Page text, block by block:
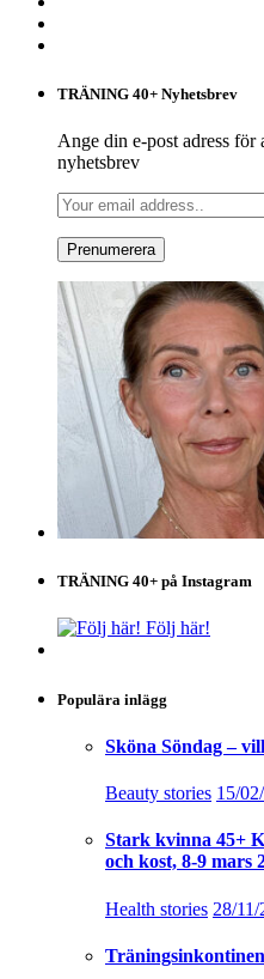
TRÄNING 40+ Nyhetsbrev
Ange din e-post adress för
nyhetsbrev
TRÄNING 40+ på Instagram
Följ här!
Populära inlägg
Sköna Söndag –
Beauty stories 15/
Stark kvinna 45+
och kost, 8-9 mars
Health stories 28/